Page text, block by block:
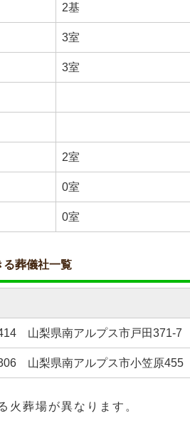
2基
3室
3室
2室
0室
0室
る葬儀社一覧
山梨県南アルプス市戸田371-7
山梨県南アルプス市小笠原455
葬場が異なります。